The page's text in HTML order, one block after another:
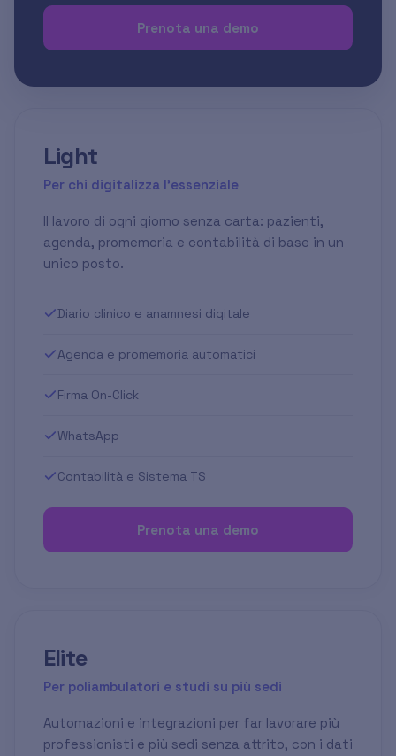
Light
Per chi digitalizza l'essenziale
Il lavoro di ogni giorno senza carta: pazienti,
agenda, promemoria e contabilità di base in un
unico posto.
Diario clinico e anamnesi digitale
Agenda e promemoria automatici
Firma On-Click
WhatsApp
Contabilità e Sistema TS
Prenota una demo
Prenota una demo
Elite
Per poliambulatori e studi su più sedi
Automazioni e integrazioni per far lavorare più
professionisti e più sedi senza attrito, con i dati